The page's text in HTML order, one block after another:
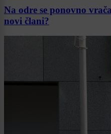
Na odre se ponovno
novi člani?